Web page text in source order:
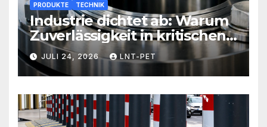
PRODUKTE TECHNIK
Industrie dichtet ab: Warum
Zuverlässigkeit in kritischen
Prozessen alles entscheidet
JULI 24, 2026 LNT-PET